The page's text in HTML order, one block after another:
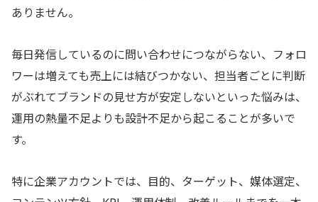
ありません。
毎日発信しているのに問い合わせにつながらない、フォロ
ワーは増えても売上には結びつかない、担当者ごとに判断
がぶれてブランドの見せ方が安定しないといった悩みは、
運用の熱量不足よりも設計不足から起こることが多いで
す。
特に企業アカウントでは、目的、ターゲット、媒体選定、